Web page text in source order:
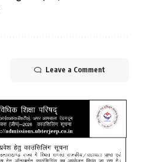
Leave a Comment